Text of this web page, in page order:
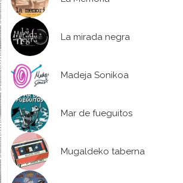
La mirada negra
Madeja Sonikoa
Mar de fueguitos
Mugaldeko taberna